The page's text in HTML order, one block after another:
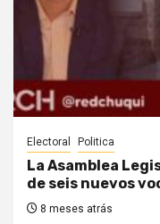
Electoral Politica
La Asamblea
de seis nuevos
8 meses atrás